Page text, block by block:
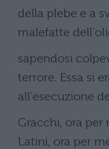
della plebe e a
malefatte
sapendosi
terrore. Essa si
all'esecuzione
Gracchi, ora
Latini, ora per